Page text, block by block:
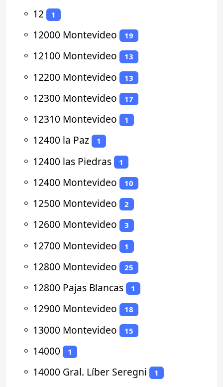
⚬ 12 1
⚬ 12000 Montevideo 19
⚬ 12100 Montevideo 13
⚬ 12200 Montevideo 13
⚬ 12300 Montevideo 17
⚬ 12310 Montevideo 1
⚬ 12400 la Paz 1
⚬ 12400 las Piedras 1
⚬ 12400 Montevideo 10
⚬ 12500 Montevideo 2
⚬ 12600 Montevideo 3
⚬ 12700 Montevideo 1
⚬ 12800 Montevideo 25
⚬ 12800 Pajas Blancas 1
⚬ 12900 Montevideo 18
⚬ 13000 Montevideo 15
⚬ 14000 1
⚬ 14000 Gral. Líber Seregni 1